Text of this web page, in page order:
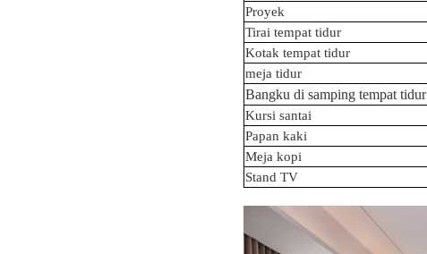
Proyek
Tirai tempat tidur
Kotak tempat tidur
meja tidur
Bangku di samping tempat tidur
Kursi santai
Papan kaki
Meja kopi
Stand TV